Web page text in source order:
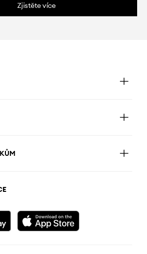
Zjistěte více